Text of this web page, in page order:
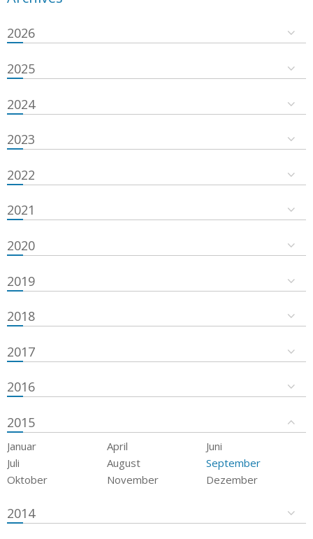
2026
2025
2024
2023
2022
2021
2020
2019
2018
2017
2016
2015
Januar April
Juni
Juli
August
September
Oktober
November Dezember
2014